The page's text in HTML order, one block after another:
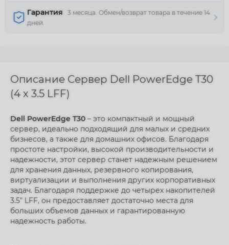
Гарантия 3 месяца. Обмен/возврат товара в течение 14
дней.
Описание Сервер Dell PowerEdge T30
(4 x 3.5 LFF)
Dell PowerEdge T30 – это компактный и мощный
сервер, идеально подходящий для малых и средних
бизнесов, а также для домашних офисов. Благодаря
простоте настройки, высокой производительности и
надежности, этот сервер станет надежным решением
для хранения данных, резервного копирования,
виртуализации и выполнения других корпоративных
задач. Благодаря поддержке до четырех накопителей
3.5" LFF, он предоставляет достаточно места для
больших объемов данных и гарантированную
надежность работы.